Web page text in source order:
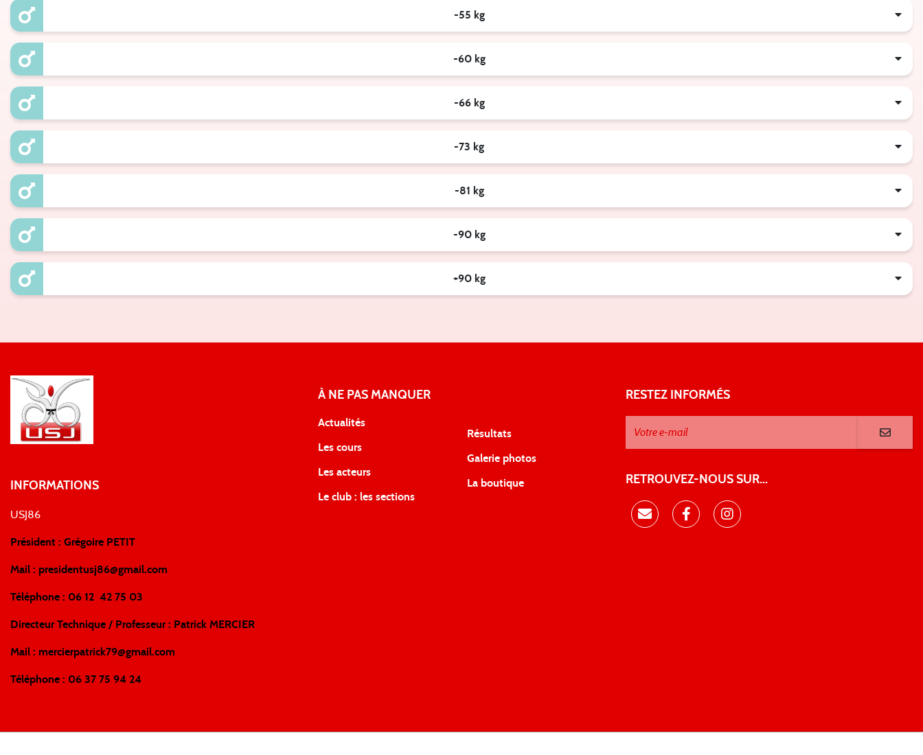
-55 kg
-60 kg
-66 kg
-73 kg
-81 kg
-90 kg
+90 kg
INFORMATIONS
USJ86
Président : Grégoire PETIT
Mail : presidentusj86@gmail.com
Téléphone : 06 12 42 75 03
Directeur Technique / Professeur : Patrick MERCIER
Mail : mercierpatrick79@gmail.com
Téléphone : 06 37 75 94 24
À NE PAS MANQUER
Actualités
Les cours
Les acteurs
Le club : les sections
Résultats
Galerie photos
La boutique
RESTEZ INFORMÉS
RETROUVEZ-NOUS SUR...